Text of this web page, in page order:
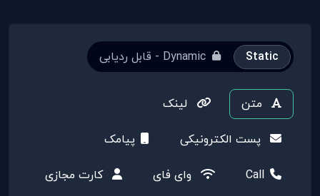
Static Dynamic - قابل ردیابی
متن لینک
پست الکترونیکی پیامک
Call وای فای کارت مجازی